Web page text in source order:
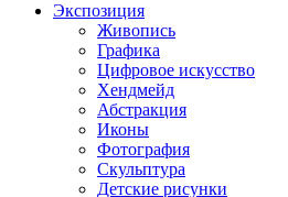
Экспозиция
Живопись
Графика
Цифровое искусство
Хендмейд
Абстракция
Иконы
Фотография
Скульптура
Детские рисунки